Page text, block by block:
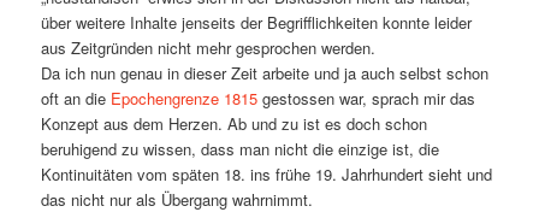
über weitere Inhalte jenseits der Begrifflichkeiten konnte leider
aus Zeitgründen nicht mehr gesprochen werden.
Da ich nun genau in dieser Zeit arbeite und ja auch selbst schon
oft an die Epochengrenze 1815 gestossen war, sprach mir das
Konzept aus dem Herzen. Ab und zu ist es doch schon
beruhigend zu wissen, dass man nicht die einzige ist, die
Kontinuitäten vom späten 18. ins frühe 19. Jahrhundert sieht und
das nicht nur als Übergang wahrnimmt.